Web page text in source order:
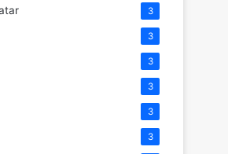
3
3
3
3
3
3